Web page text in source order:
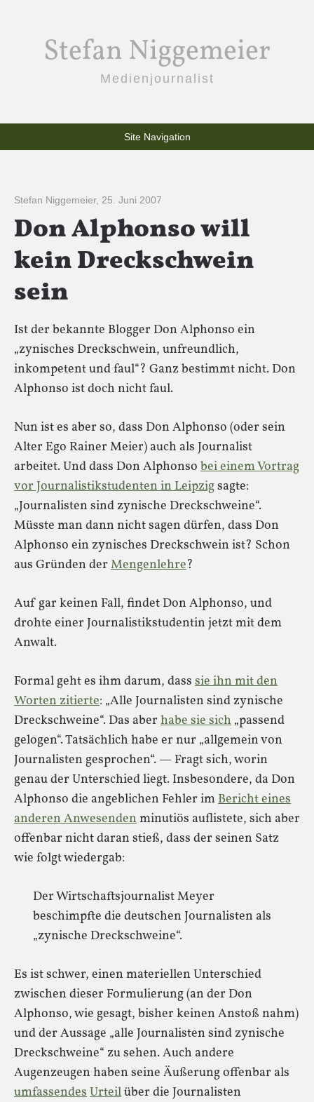
Stefan Niggemeier
Medienjournalist
Site Navigation
Stefan Niggemeier, 25. Juni 2007
Don Alphonso will
kein Dreckschwein
sein
Ist der bekannte Blogger Don Alphonso ein
„zynisches Dreckschwein, unfreundlich,
inkompetent und faul“? Ganz bestimmt nicht. Don
Alphonso ist doch nicht faul.
Nun ist es aber so, dass Don Alphonso (oder sein
Alter Ego Rainer Meier) auch als Journalist
arbeitet. Und dass Don Alphonso bei einem Vortrag
vor Journalistikstudenten in Leipzigsagte:
„Journalisten sind zynische Dreckschweine“.
Müsste man dann nicht sagen dürfen, dass Don
Alphonso ein zynisches Dreckschwein ist? Schon
aus Gründen der Mengenlehre?
Auf gar keinen Fall, findet Don Alphonso, und
drohte einer Journalistikstudentin jetzt mit dem
Anwalt.
Formal geht es ihm darum, dass sie ihn mit den
Worten zitierte: „Alle Journalisten sind zynische
Dreckschweine“. Das aber habe sie sich „passend
gelogen“. Tatsächlich habe er nur „allgemein von
Journalisten gesprochen“. — Fragt sich, worin
genau der Unterschied liegt. Insbesondere, da Don
Alphonso die angeblichen Fehler imBericht eines
anderen Anwesendenminutiös auflistete, sich aber
offenbar nicht daran stieß, dass der seinen Satz
wie folgt wiedergab:
Der Wirtschaftsjournalist Meyer
beschimpfte die deutschen Journalisten als
„zynische Dreckschweine“.
Es ist schwer, einen materiellen Unterschied
zwischen dieser Formulierung (an der Don
Alphonso, wie gesagt, bisher keinen Anstoß nahm)
und der Aussage „alle Journalisten sind zynische
Dreckschweine“ zu sehen. Auch andere
Augenzeugen haben seine Äußerung offenbar als
umfassendesUrteilüber die Journalisten